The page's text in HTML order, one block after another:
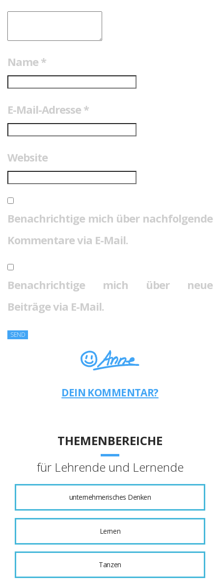
Name *
E-Mail-Adresse *
Website
Benachrichtige mich über nachfolgende
Kommentare via E-Mail.
Benachrichtige mich über neue
Beiträge via E-Mail.
DEIN KOMMENTAR?
THEMENBEREICHE
für Lehrende und Lernende
unternehmerisches Denken
Lernen
Tanzen